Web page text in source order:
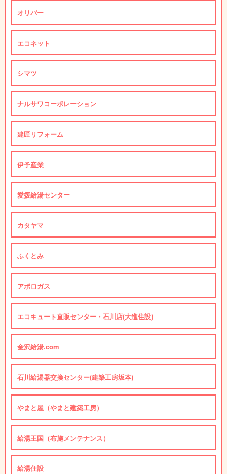
オリバー
エコネット
シマツ
ナルサワコーポレーション
建匠リフォーム
伊予産業
愛媛給湯センター
カタヤマ
ふくとみ
アポロガス
エコキュート直販センター・石川店(大進住設)
金沢給湯.com
石川給湯器交換センター(建築工房坂本)
やまと屋（やまと建築工房）
給湯王国（布施メンテナンス）
給湯住設